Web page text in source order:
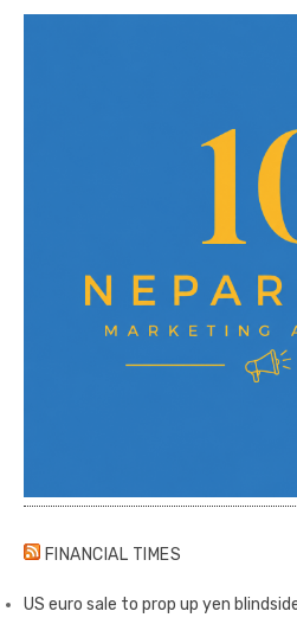
FINANCIAL TIMES
US euro sale to prop up yen